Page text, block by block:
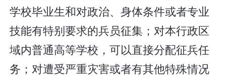
学校毕业生和对政治、身体条件或者专业
技能有特别要求的兵员征集；对本行政区
域内普通高等学校，可以直接分配征兵任
务；对遭受严重灾害或者有其他特殊情况